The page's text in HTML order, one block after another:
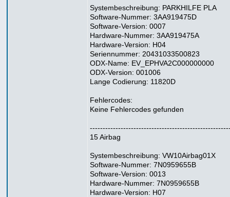
Systembeschreibung: PARKHILFE PLA
Software-Nummer: 3AA919475D
Software-Version: 0007
Hardware-Nummer: 3AA919475A
Hardware-Version: H04
Seriennummer: 20431033500823
ODX-Name: EV_EPHVA2C000000000
ODX-Version: 001006
Lange Codierung: 11820D
Fehlercodes:
Keine Fehlercodes gefunden
15 Airbag
Systembeschreibung: VW10Airbag01X
Software-Nummer: 7N0959655B
Software-Version: 0013
Hardware-Nummer: 7N0959655B
Hardware-Version: H07